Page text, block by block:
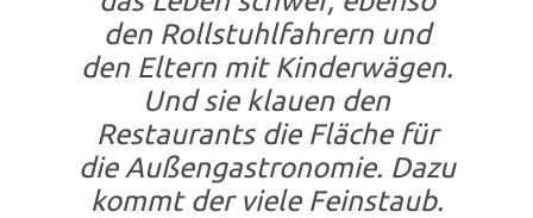
den Rollstuhlfahrern und
den Eltern mit Kinderwägen.
Und sie klauen den
Restaurants die Fläche für
die Außengastronomie. Dazu
kommt der viele Feinstaub.